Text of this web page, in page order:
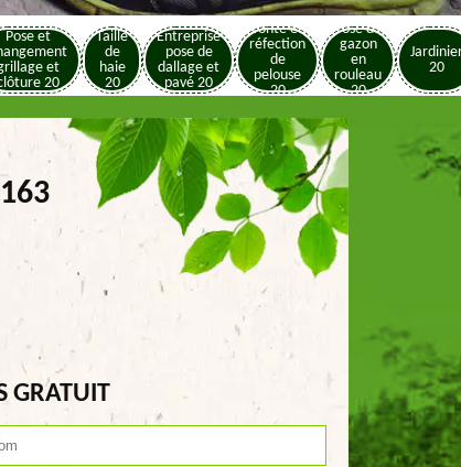
Pose et
et
20
Taille
de
haie
20
Entreprise
pose de
dallage et
pavé 20
Tonte et
réfection
de
pelouse
20
Pose de
gazon
en
rouleau
20
20
GRATUIT